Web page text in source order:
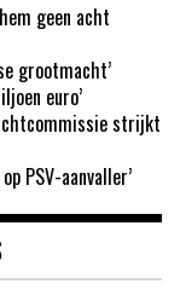
geen acht
grootmacht’
euro’
strijkt
PSV-aanvaller’